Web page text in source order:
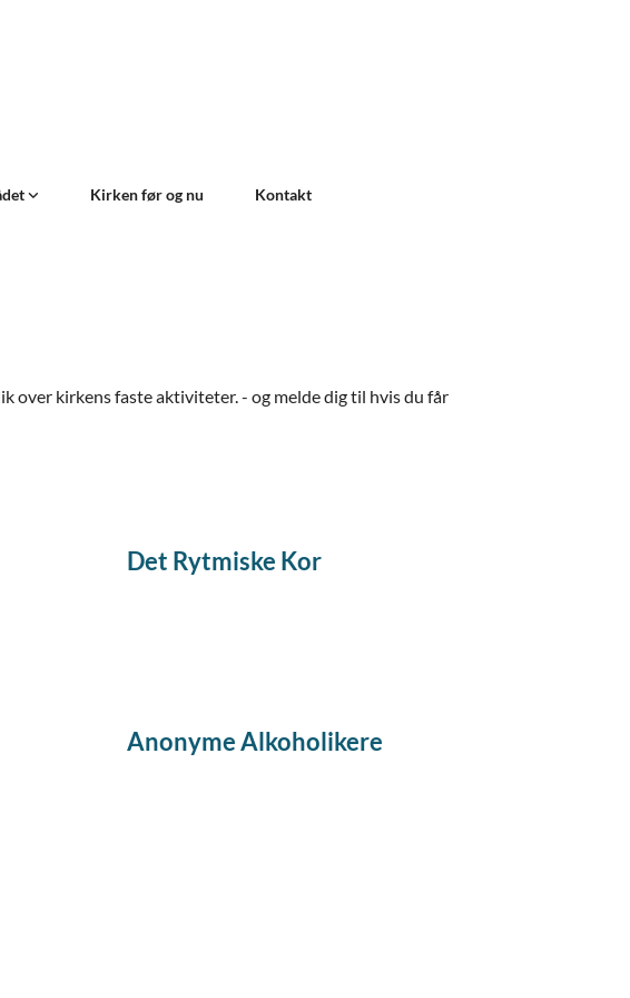
Kirken før og nu Kontakt
over kirkens faste aktiviteter. - og melde dig til hvis du får
Det Rytmiske Kor
Anonyme Alkoholikere